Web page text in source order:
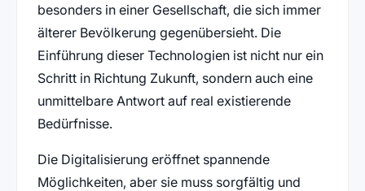
besonders in einer Gesellschaft, die sich immer
älterer Bevölkerung gegenübersieht. Die
Einführung dieser Technologien ist nicht nur ein
Schritt in Richtung Zukunft, sondern auch eine
unmittelbare Antwort auf real existierende
Bedürfnisse.
Die Digitalisierung eröffnet spannende
Möglichkeiten, aber sie muss sorgfältig und